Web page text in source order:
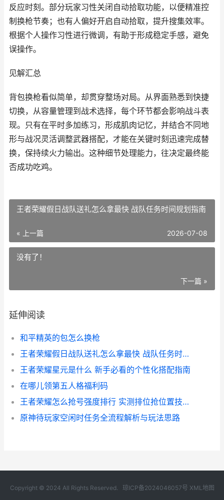
反应时刻。部分玩家习性关闭自动拾取功能，以便精准控
制换枪节奏；也有人偏好开启自动拾取，提升搜集效率。
根据个人操作习性进行微调，有助于形成稳定手感，避免
误操作。
见解汇总
背包换枪看似简单，却贯穿整场对局。从界面熟悉到快捷
切换，从容量管理到战术选择，每个环节都会影响战斗表
现。只有在平时多加练习，形成肌肉记忆，并结合不同地
形与战况灵活调整武器搭配，才能在关键时刻迅速完成替
换，保持续火力输出。这种细节处理能力，往决定最终能
否成功吃鸡。
王者荣耀假日战队送礼怎么拿最快 战队任务时间规划指南
« 上一篇 2026-07-08
没有了！
下一篇 »
延伸阅读
和平精英的包怎么换枪
王者荣耀假日战队送礼怎么拿最快 战队任务时间规划指南
王者荣耀星元是什么 新手必看的个性化搭配指南
在哪儿领第五人格福利码
王者荣耀怎么抢号强度排行 实测排位抢位置技巧解析S44
原神待玩家空闲时任务全流程解析与玩法思路
Copyright © 2024 All Rights Reserved. 琼ICP备2024046057号 XML地图